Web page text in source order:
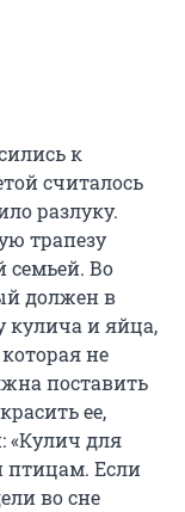
к
считалось
разлуку.
трапезу
семьей. Во
должен в
кулича и яйца,
не
поставить
ее,
«Кулич для
птицам. Если
во сне